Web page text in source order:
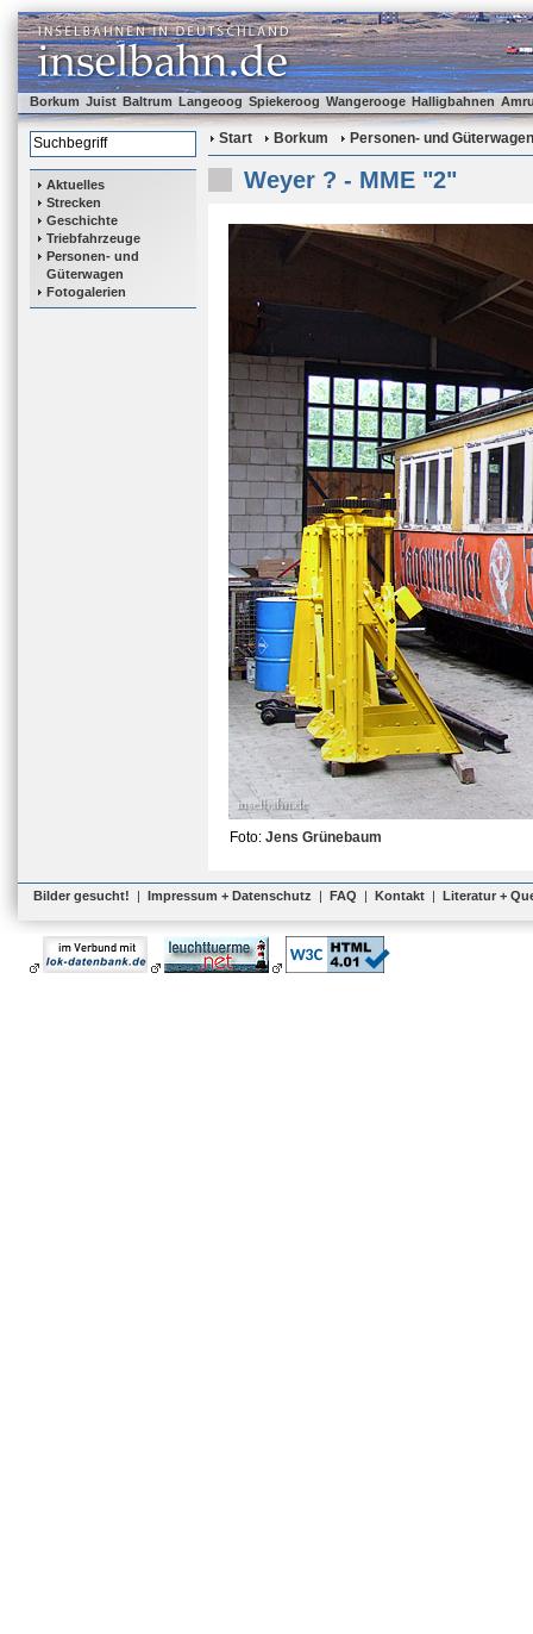
Borkum Juist Baltrum Langeoog Spiekeroog Wangerooge Halligbahnen
Aktuelles
Strecken
Geschichte
Triebfahrzeuge
Personen- und
Güterwagen
Fotogalerien
Start Borkum Personen- und Güterwagen
Weyer ? - MME "2"
Foto: Jens Grünebaum
Bilder gesucht! | Impressum + Datenschutz | FAQ | Kontakt | Literatur +